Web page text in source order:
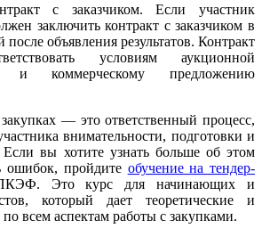
с заказчиком. Если участник
заключить контракт с заказчиком в
после объявления результатов. Контракт
условиям аукционной
и коммерческому предложению
— это ответственный процесс,
внимательности, подготовки и
вы хотите узнать больше об этом
ошибок, пройдите обучение на тендер-
Это курс для начинающих и
который дает теоретические и
всем аспектам работы с закупками.